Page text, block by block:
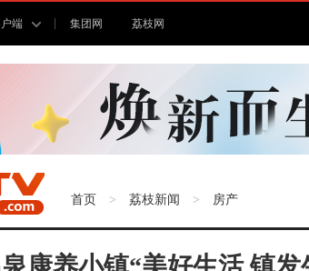
端 集团网 荔枝网
首页 > 荔枝新闻 > 房产